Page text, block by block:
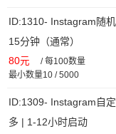
ID:1310- Instagram随
15分钟（通常）
80元 /每100数量
最小数量10 / 5000
ID:1309- Instagram自
多 | 1-12小时启动